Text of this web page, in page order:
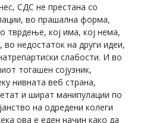
СДС не престана со
во прашална форма,
тврдење, кој има, кој нема,
недостаток на други идеи,
слабости. И во
тогашен сојузник,
нивната веб страна,
и шират манипулации по
на одредени колеги
ова е еден начин како да